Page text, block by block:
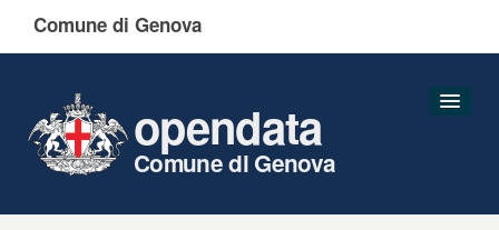
Comune di Genova
opendata
Comune di Genova